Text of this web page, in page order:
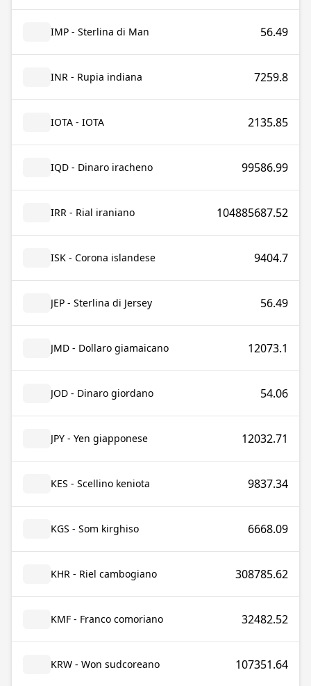
IMP - Sterlina di Man 56.49
INR - Rupia indiana 7259.8
IOTA - IOTA 2135.85
IQD - Dinaro iracheno 99586.99
IRR - Rial iraniano 104885687.52
ISK - Corona islandese 9404.7
JEP - Sterlina di Jersey 56.49
JMD - Dollaro giamaicano 12073.1
JOD - Dinaro giordano 54.06
JPY - Yen giapponese 12032.71
KES - Scellino keniota 9837.34
KGS - Som kirghiso 6668.09
KHR - Riel cambogiano 308785.62
KMF - Franco comoriano 32482.52
KRW - Won sudcoreano 107351.64